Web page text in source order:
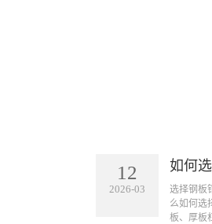
12
2026-03
如何
选择钢板
么如何
板、厚板